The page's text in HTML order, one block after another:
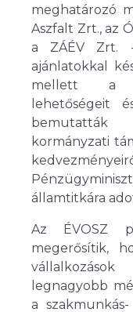
meghatározó
Aszfalt Zrt., az
a ZÁÉV Zrt.
ajánlatokkal
mellett a
lehetőségeit
kormányzati
államtitkára
Az ÉVOSZ
megerősítik,
legnagyobb
a